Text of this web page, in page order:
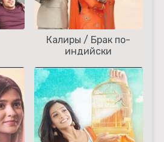
Калиры / Брак по-
индийски